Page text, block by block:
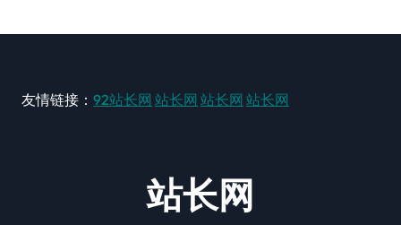
友情链接： 92站长网 站长网 站长网 站长网
站长网